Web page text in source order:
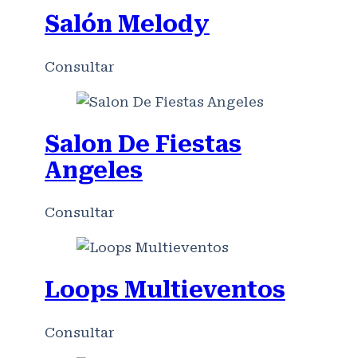
Salón Melody
Consultar
Salon De Fiestas
Angeles
Consultar
Loops Multieventos
Consultar